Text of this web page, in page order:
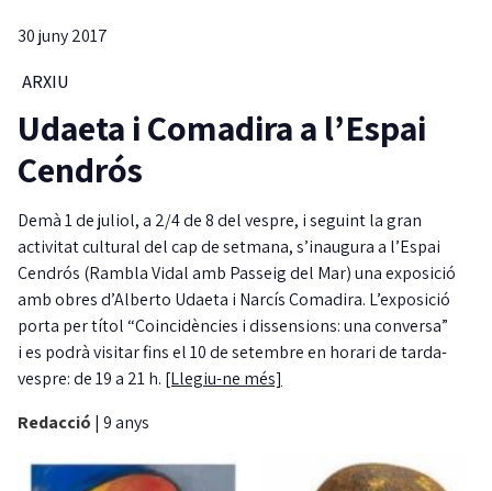
30 juny 2017
ARXIU
Udaeta i Comadira a l’Espai
Cendrós
Demà 1 de juliol, a 2/4 de 8 del vespre, i seguint la gran
activitat cultural del cap de setmana, s’inaugura a l’Espai
Cendrós (Rambla Vidal amb Passeig del Mar) una exposició
amb obres d’Alberto Udaeta i Narcís Comadira. L’exposició
porta per títol “Coincidències i dissensions: una conversa”
i es podrà visitar fins el 10 de setembre en horari de tarda-
vespre: de 19 a 21 h. [Llegiu-ne més]
Redacció | 9 anys